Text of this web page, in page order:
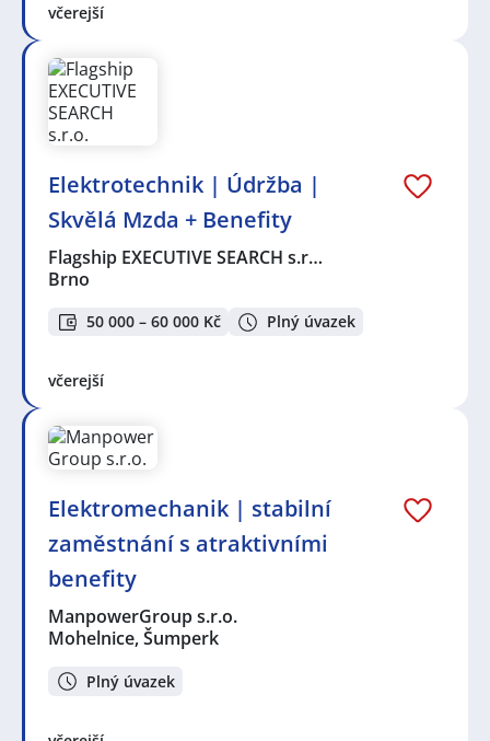
včerejší
Elektrotechnik | Údržba |
Skvělá Mzda + Benefity
Flagship EXECUTIVE SEARCH s.r…
Brno
50 000 – 60 000 Kč Plný úvazek
včerejší
Elektromechanik | stabilní
zaměstnání s atraktivními
benefity
ManpowerGroup s.r.o.
Mohelnice, Šumperk
Plný úvazek